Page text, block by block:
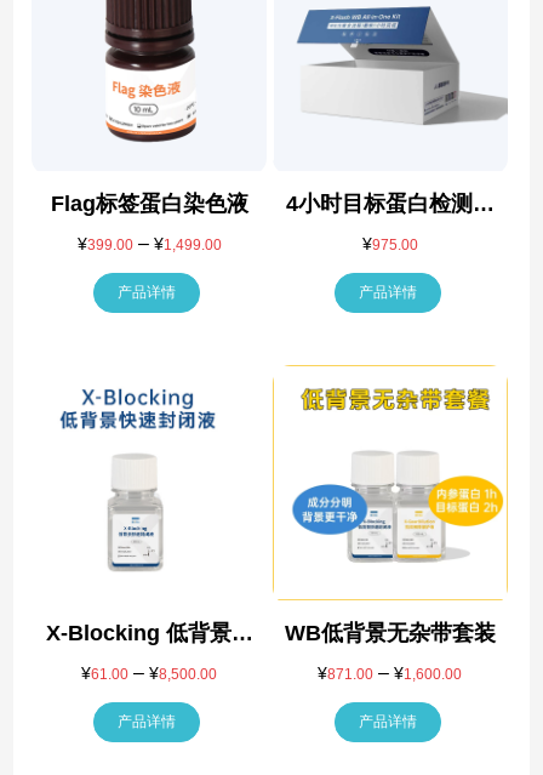
Flag标签蛋白染色液
¥399.00 – ¥1,499.00价
¥1,499.00
产品详情
4小时目标蛋白检测试
剂盒
¥975.00
产品详情
X-Blocking 低背景快
速封闭液
¥61.00 – ¥8,500.00价
产品详情
WB低背景无杂带套装
¥871.00 – ¥1,600.00价
产品详情